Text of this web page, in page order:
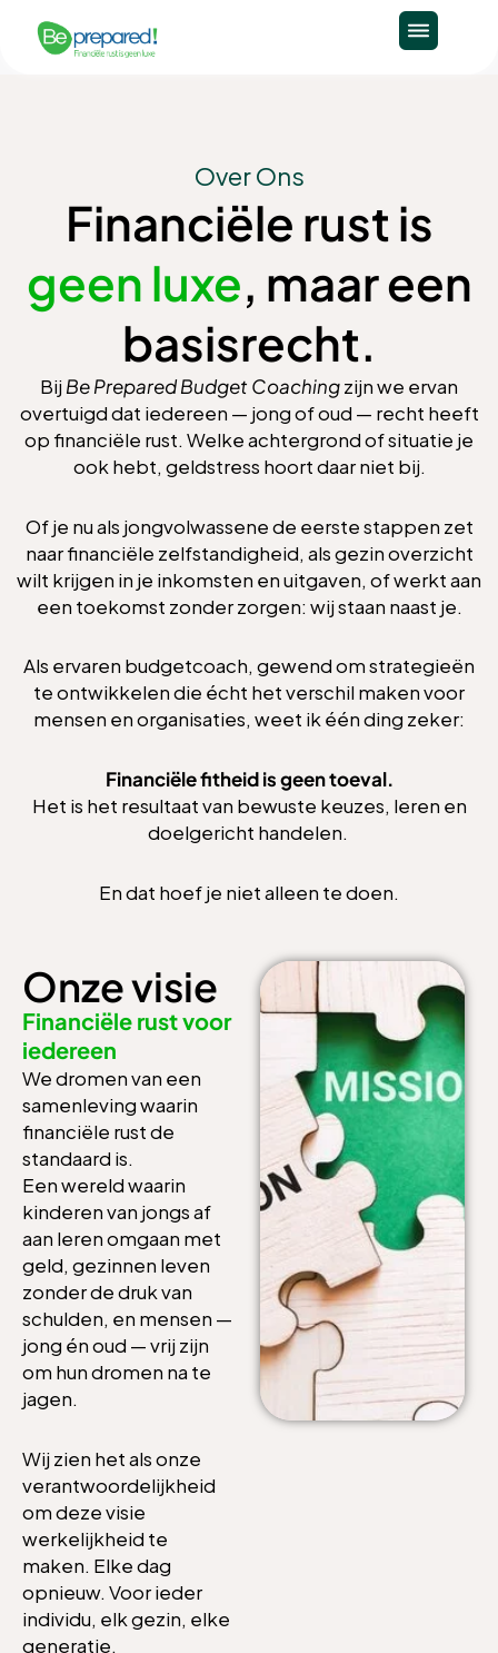
Over Ons
Financiële rust is
geen luxe, maar een
basisrecht.
Bij Be Prepared Budget Coachingzijn we ervan
overtuigd dat iedereen — jong of oud — recht heeft
op financiële rust. Welke achtergrond of situatie je
ook hebt, geldstress hoort daar niet bij.
Of je nu als jongvolwassene de eerste stappen zet
naar financiële zelfstandigheid, als gezin overzicht
wilt krijgen in je inkomsten en uitgaven, of werkt aan
een toekomst zonder zorgen: wij staan naast je.
Als ervaren budgetcoach, gewend om strategieën
te ontwikkelen die écht het verschil maken voor
mensen en organisaties, weet ik één ding zeker:
Financiële fitheid is geen toeval.
Het is het resultaat van bewuste keuzes, leren en
doelgericht handelen.
En dat hoef je niet alleen te doen.
Onze visie
Financiële rust voor
iedereen
We dromen van een
samenleving waarin
financiële rust de
standaard is.
Een wereld waarin
kinderen van jongs af
aan leren omgaan met
geld, gezinnen leven
zonder de druk van
schulden, en mensen —
jong én oud — vrij zijn
om hun dromen na te
jagen.
Wij zien het als onze
verantwoordelijkheid
om deze visie
werkelijkheid te
maken. Elke dag
opnieuw. Voor ieder
individu, elk gezin, elke
generatie.